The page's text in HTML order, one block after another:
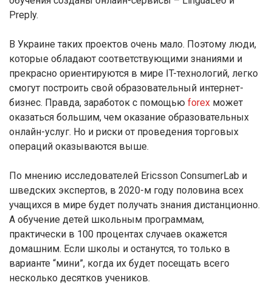
Preply.
В Украине таких проектов очень мало. Поэтому люди,
которые обладают соответствующими знаниями и
прекрасно ориентируются в мире IT-технологий, легко
смогут построить свой образовательный интернет-
бизнес. Правда, заработок с помощью forex может
оказаться большим, чем оказание образовательных
онлайн-услуг. Но и риски от проведения торговых
операций оказываются выше.
По мнению исследователей Ericsson ConsumerLab и
шведских экспертов, в 2020-м году половина всех
учащихся в мире будет получать знания дистанционно.
А обучение детей школьным программам,
практически в 100 процентах случаев окажется
домашним. Если школы и останутся, то только в
варианте “мини”, когда их будет посещать всего
несколько десятков учеников.